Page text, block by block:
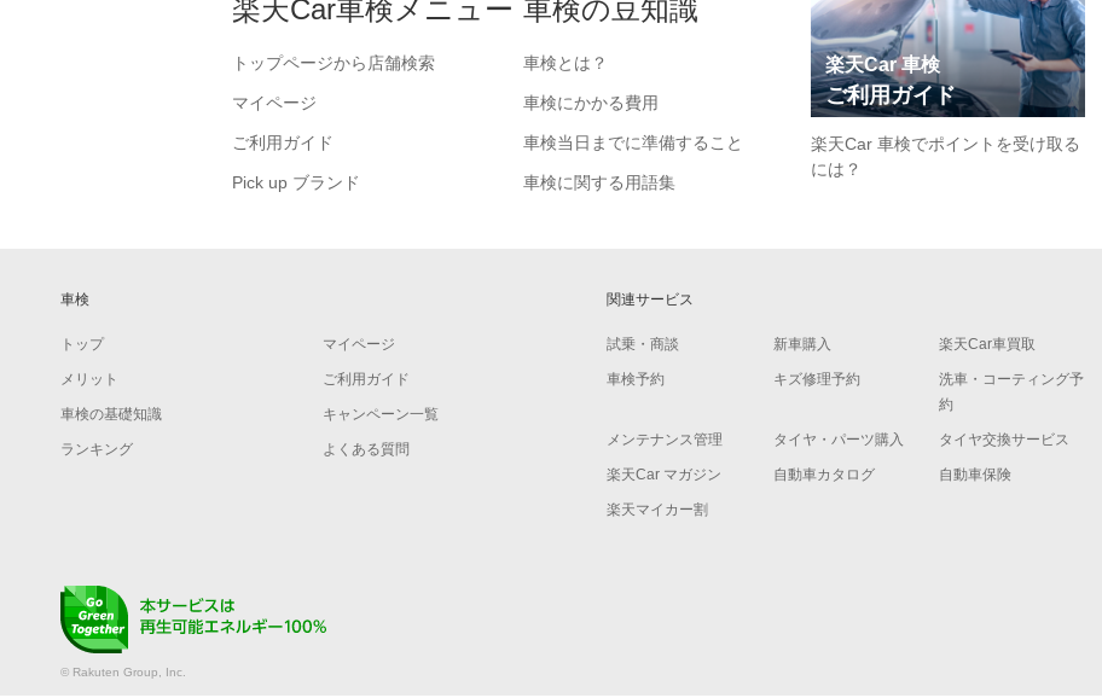
楽天Car車検メニュー
トップページから店舗検索
マイページ
ご利用ガイド
Pick up ブランド
車検の豆知識
車検とは？
車検にかかる費用
車検当日までに準備すること
車検に関する用語集
楽天Car 車検
ご利用ガイド
楽天Car 車検でポイントを受け取る
には？
車検
トップ マイページ
メリット ご利用ガイド
車検の基礎知識 キャンペーン一覧
ランキング よくある質問
関連サービス
試乗・商談 新車購入 楽天Car車買取
車検予約 キズ修理予約
洗車・コーティング予
約
メンテナンス管理 タイヤ・パーツ購入 タイヤ交換サービス
楽天Car マガジン 自動車カタログ 自動車保険
楽天マイカー割
© Rakuten Group, Inc.